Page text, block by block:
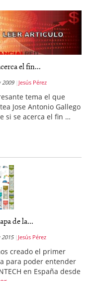
el fin...
2009 Jesús Pérez
tema el que
Jose Antonio Gallego
si se acerca el fin …
de la...
2015 Jesús Pérez
creado el primer
para poder entender
en España desde